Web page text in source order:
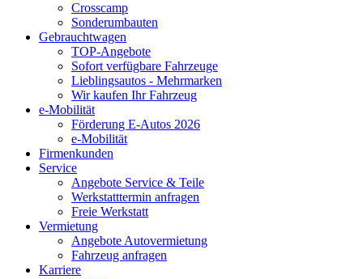
Crosscamp
Sonderumbauten
Gebrauchtwagen
TOP-Angebote
Sofort verfügbare Fahrzeuge
Lieblingsautos - Mehrmarken
Wir kaufen Ihr Fahrzeug
e-Mobilität
Förderung E-Autos 2026
e-Mobilität
Firmenkunden
Service
Angebote Service & Teile
Werkstatttermin anfragen
Freie Werkstatt
Vermietung
Angebote Autovermietung
Fahrzeug anfragen
Karriere